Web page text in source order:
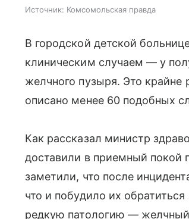
Источник: Комсомольская правда
В городской детской
клиническим случаем — у
желчного пузыря. Это крайне
описано менее 60 подобных
Как рассказал министр
доставили в приемный покой
заметили, что после
что и побудило их
редкую патологию — желчный